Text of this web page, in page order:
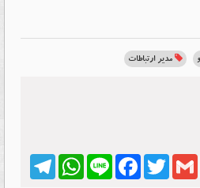
مدیر ارتباطات
TelegramWhatsApp LineFacebook Twitter Gmail